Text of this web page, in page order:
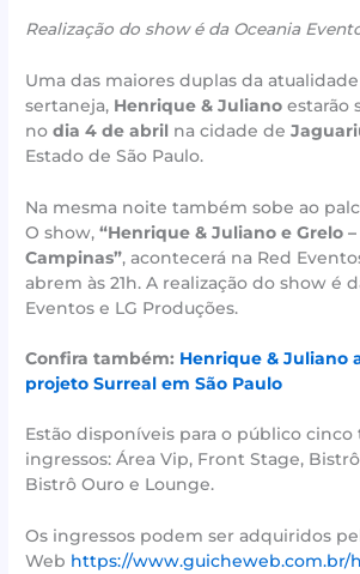
Realização do show é da Oceania
Uma das maiores duplas da
sertaneja, Henrique & Juliano estarão
nodia 4 de abril na cidade de
Estado de São Paulo.
Na mesma noite também sobe ao
O show,“Henrique & Juliano e Grelo
Campinas”, acontecerá na Red
abrem às 21h. A realização do show é
Eventos e LG Produções.
Confira também: Henrique & Juliano
projeto Surreal em São Paulo
Estão disponíveis para o público cinco
ingressos: Área Vip, Front Stage,
Bistrô Ouro e Lounge.
Os ingressos podem ser adquiridos
Web https://www.guicheweb.com.br/